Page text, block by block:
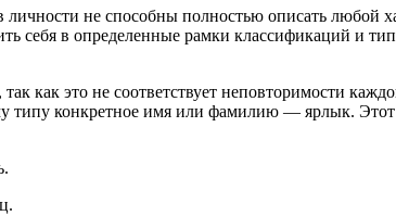
не способны полностью описать любой
себя в определенные рамки классификаций и
как это не соответствует неповторимости
типу конкретное имя или фамилию — ярлык.